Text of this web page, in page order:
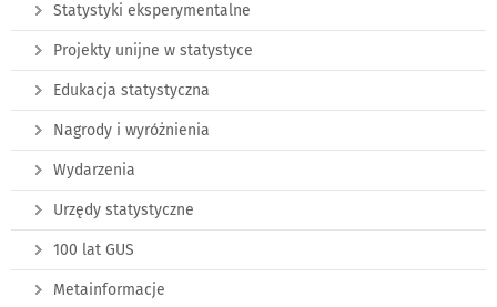
Statystyki eksperymentalne
Projekty unijne w statystyce
Edukacja statystyczna
Nagrody i wyróżnienia
Wydarzenia
Urzędy statystyczne
100 lat GUS
Metainformacje